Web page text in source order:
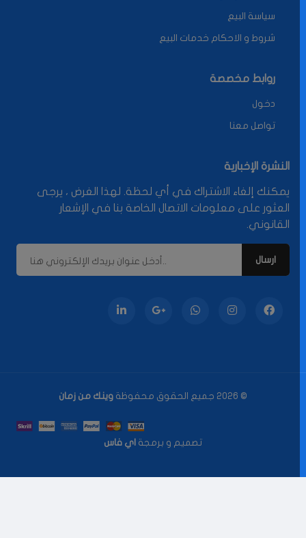
سياسة البيع
شروط و الاحكام خدمات البيع
روابط مخصصة
دخول
تواصل معنا
النشرة الإخبارية
يمكنك إلغاء الاشتراك في أي لحظة. لهذا الغرض ، يرجى
العثور على معلومات الاتصال الخاصة بنا في الإشعار
القانوني.
© 2026 جميع الحقوق محفوظة وينك من زمان
تصميم و برمجة اي فاس